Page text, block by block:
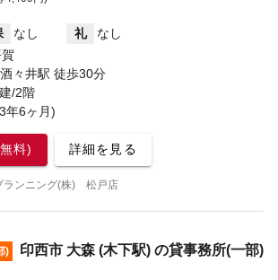
なし 礼
なし
々井駅 徒歩30分
/2階
年6ヶ月)
料) 詳細を見る
ランニング(株) 松戸店
) 印西市 大森 (木下駅) の貸事務所(一部)